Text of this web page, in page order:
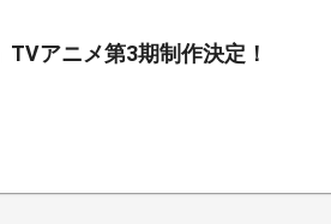
TVアニメ第3期制作決定！